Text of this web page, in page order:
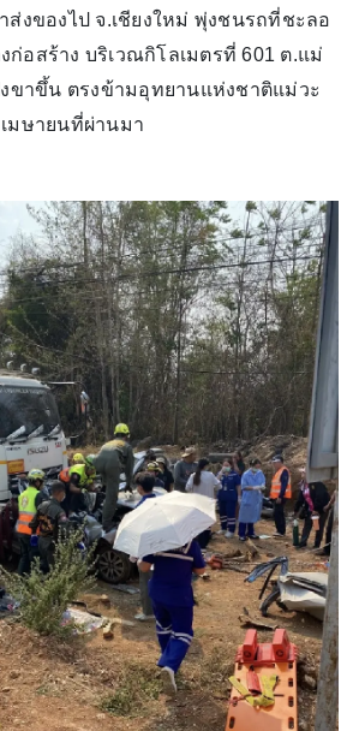
ส่งของไป จ.เชียงใหม่ พุ่งชนรถที่ชะลอ
ก่อสร้าง บริเวณกิโลเมตรที่ 601 ต.แม่
งขาขึ้น ตรงข้ามอุทยานแห่งชาติแม่วะ
มษายนที่ผ่านมา